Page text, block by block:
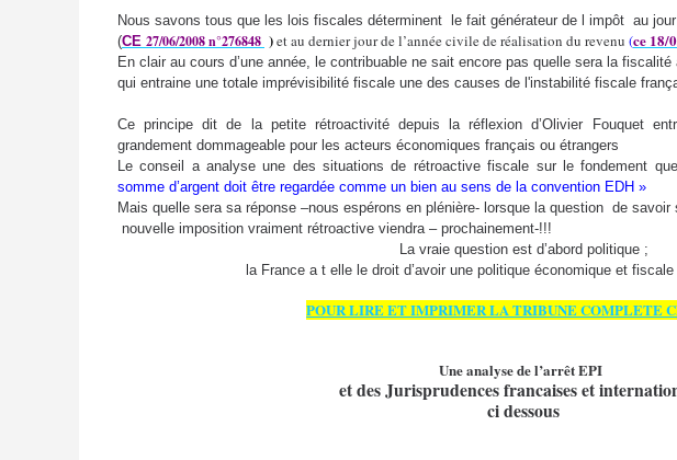
Nous savons tous que les lois fiscales déterminent le fait générateur de l impôt au
(CE 27/06/2008 n°276848 )et au dernier jour de l’année civile de réalisation du revenu (ce 18/
En clair au cours d’une année, le contribuable ne sait encore pas quelle sera la
qui entraine une totale imprévisibilité fiscale une des causes de l'instabilité fiscale
Ce principe dit de la petite rétroactivité depuis la réflexion d’Olivier Fouquet
grandement dommageable pour les acteurs économiques français ou étrangers
Le conseil a analyse une des situations de rétroactive fiscale sur le fondement que
somme d’argent doit être regardée comme un bien au sens de la convention EDH »
Mais quelle sera sa réponse –nous espérons en plénière- lorsque la question de savoir
nouvelle imposition vraiment rétroactive viendra – prochainement-!!!
La vraie question est d’abord politique ;
la France a t elle le droit d’avoir une politique économique et
POUR LIRE ET IMPRIMER LA TRIBUNE COMPLETE
Une analyse de l’arrêt EPI
et des Jurisprudences francaises et
ci dessous